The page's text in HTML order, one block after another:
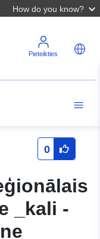
How do you know?
Pieteikties
0
_kali -